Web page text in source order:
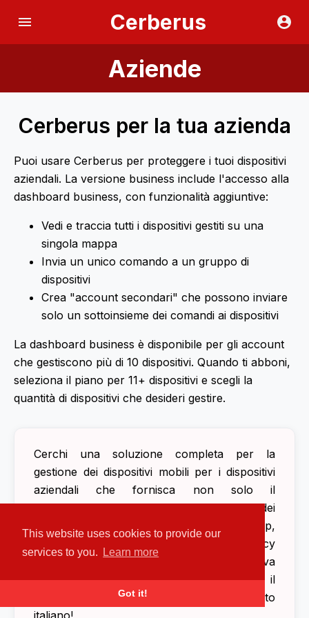
This website uses cookies to provide our
services to you.
Learn more
Got it!
Cerberus
Aziende
Cerberus per la tua azienda
Puoi usare Cerberus per proteggere i tuoi dispositivi
aziendali. La versione business include l'accesso alla
dashboard business, con funzionalità aggiuntive:
Vedi e traccia tutti i dispositivi gestiti su una
singola mappa
Invia un unico comando a un gruppo di
dispositivi
Crea "account secondari" che possono inviare
solo un sottoinsieme dei comandi ai dispositivi
La dashboard business è disponibile per gli account
che gestiscono più di 10 dispositivi. Quando ti abboni,
seleziona il piano per 11+ dispositivi e scegli la
quantità di dispositivi che desideri gestire.
Cerchi una soluzione completa per la
gestione dei dispositivi mobili per i dispositivi
aziendali che fornisca non solo il
monitoraggio in tempo reale e la sicurezza dei
dati, ma supporti anche la gestione delle app,
i profili di lavoro, l'applicazione delle policy
aziendali e altro ancora? Inizia ora una prova
gratuita diCerberus Enterprise MDM, il
migliore MDM per le PMI nel 2026, prodotto
italiano!